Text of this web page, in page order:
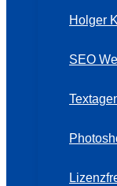
Holger
SEO